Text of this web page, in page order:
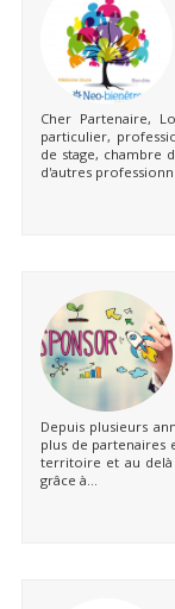
Cher Partenaire,
particulier,
de stage, chambre
d'autres
Depuis plusieurs
plus de partenaires
territoire et au delà
grâce à...